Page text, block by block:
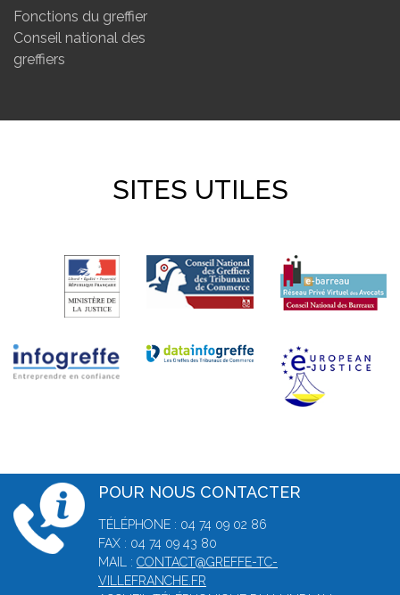
Fonctions du greffier
Conseil national des
greffiers
SITES UTILES
POUR NOUS CONTACTER
TÉLÉPHONE : 04 74 09 02 86
FAX : 04 74 09 43 80
MAIL : CONTACT@GREFFE-TC-
VILLEFRANCHE.FR